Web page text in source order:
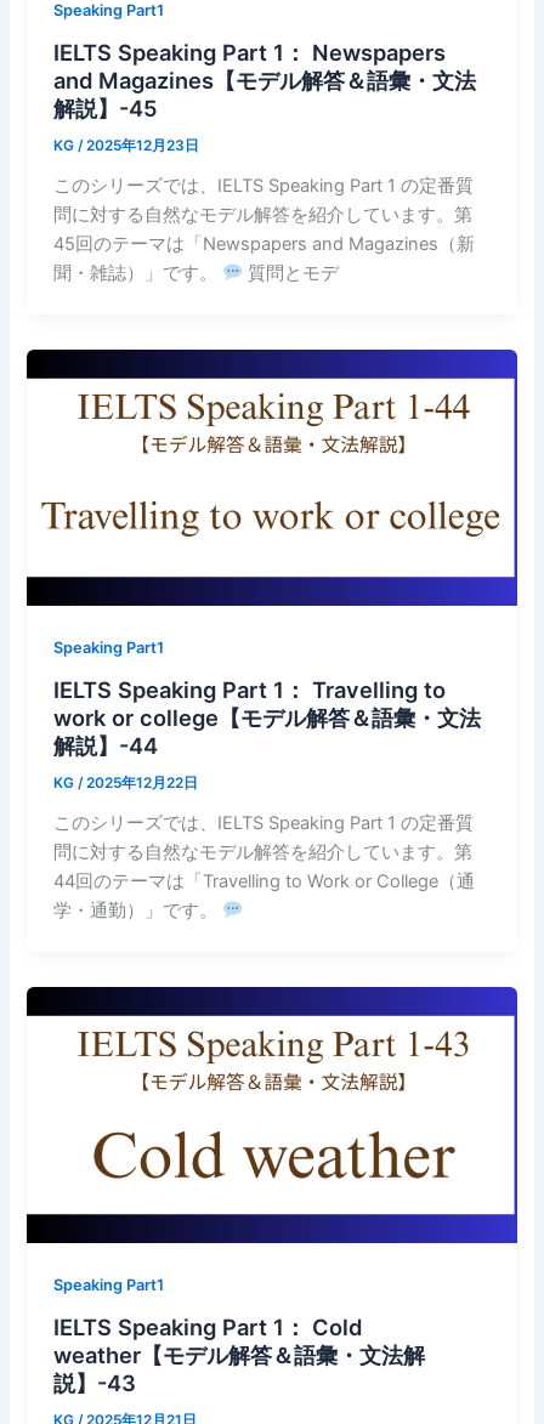
Speaking Part1
IELTS Speaking Part 1： Newspapers
and Magazines【モデル解答＆語彙・文法
解説】-45
KG/2025年12月23日
このシリーズでは、IELTS Speaking Part 1 の定番質
問に対する自然なモデル解答を紹介しています。第
45回のテーマは「Newspapers and Magazines（新
聞・雑誌）」です。
質問とモデ
Speaking Part1
IELTS Speaking Part 1： Travelling to
work or college【モデル解答＆語彙・文法
解説】-44
KG/2025年12月22日
このシリーズでは、IELTS Speaking Part 1 の定番質
問に対する自然なモデル解答を紹介しています。第
44回のテーマは「Travelling to Work or College（通
学・通勤）」です。
Speaking Part1
IELTS Speaking Part 1： Cold
weather【モデル解答＆語彙・文法解
説】-43
KG /2025年12月21日